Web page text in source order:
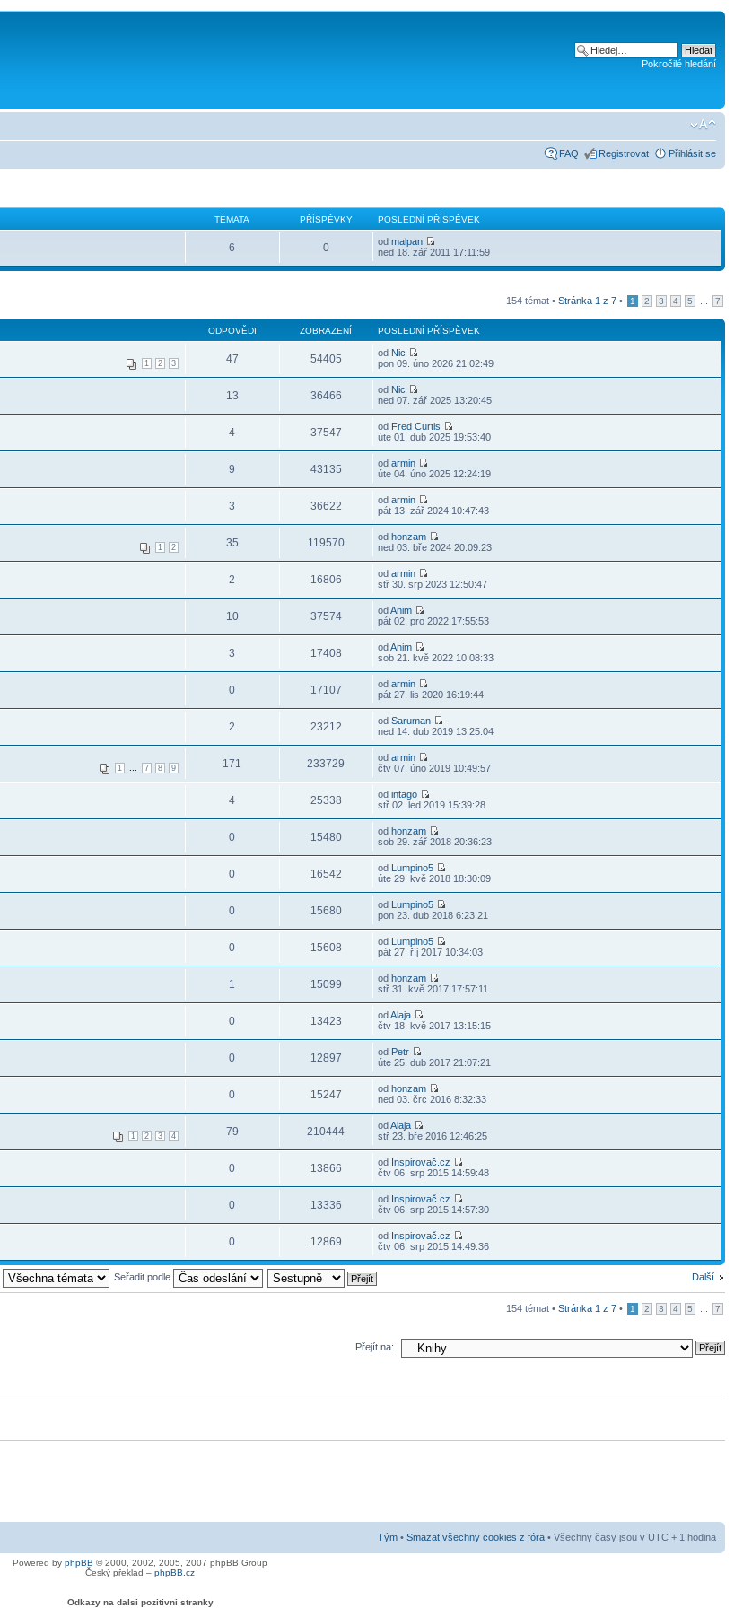
Pokročilé hledání
FAQ Registrovat Přihlásit se
TÉMATA PŘÍSPĚVKY POSLEDNÍ PŘÍSPĚVEK
6 0 odmalpan
ned 18. zář 2011 17:11:59
154 témat • Stránka 1 z 7 • 1 2 3 4 5 7
ODPOVĚDI ZOBRAZENÍ POSLEDNÍ PŘÍSPĚVEK
1 2 3 47 54405 od Nic
pon 09. úno 2026 21:02:49
13 36466 od Nic
ned 07. zář 2025 13:20:45
4 37547 od Fred Curtis
úte 01. dub 2025 19:53:40
9 43135 odarmin
úte 04. úno 2025 12:24:19
3 36622 odarmin
pát 13. zář 2024 10:47:43
1 2 35 119570 odhonzam
ned 03. bře 2024 20:09:23
2 16806 odarmin
stř 30. srp 2023 12:50:47
10 37574 odAnim
pát 02. pro 2022 17:55:53
3 17408 odAnim
sob 21. kvě 2022 10:08:33
0 17107 odarmin
pát 27. lis 2020 16:19:44
2 23212 odSaruman
ned 14. dub 2019 13:25:04
1 7 8 9 171 233729 odarmin
čtv 07. úno 2019 10:49:57
4 25338 odintago
stř 02. led 2019 15:39:28
0 15480 odhonzam
sob 29. zář 2018 20:36:23
0 16542 od Lumpino5
úte 29. kvě 2018 18:30:09
0 15680 od Lumpino5
pon 23. dub 2018 6:23:21
0 15608 od Lumpino5
pát 27. říj 2017 10:34:03
1 15099 odhonzam
stř 31. kvě 2017 17:57:11
0 13423 odAlaja
čtv 18. kvě 2017 13:15:15
0 12897 od Petr
úte 25. dub 2017 21:07:21
0 15247 odhonzam
ned 03. črc 2016 8:32:33
1 2 3 4 79 210444 odAlaja
stř 23. bře 2016 12:46:25
0 13866 od Inspirovač.cz
čtv 06. srp 2015 14:59:48
0 13336 od Inspirovač.cz
čtv 06. srp 2015 14:57:30
0 12869 od Inspirovač.cz
čtv 06. srp 2015 14:49:36
Další
Seřadit podle
154 témat • Stránka 1 z 7 • 1 2 3 4 5 7
Přejít na:
Tým • Smazat všechny cookies z fóra • Všechny časy jsou v UTC + 1 hodina
Powered by phpBB © 2000, 2002, 2005, 2007 phpBB Group
Český překlad – phpBB.cz
Odkazy na dalsi pozitivni stranky